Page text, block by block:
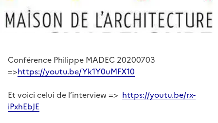
Conférence Philippe MADEC 20200703
=>https://youtu.be/Yk1Y0uMFX10
Et voici celui de l’interview => https://youtu.be/rx-
iPxhEbJE